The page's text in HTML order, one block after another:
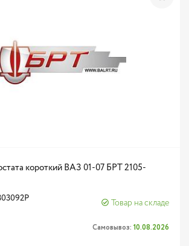
короткий ВАЗ 01-07 БРТ 2105-
Товар на складе
Самовывоз: 10.08.2026